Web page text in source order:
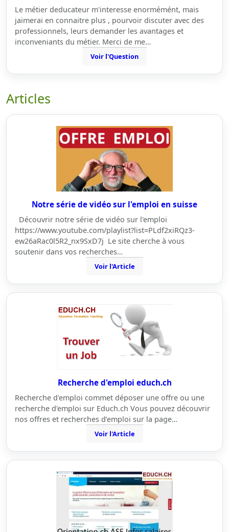
Le métier deducateur m'interesse enormémént, mais
jaimerai en connaitre plus , pourvoir discuter avec des
professionnels, leurs demander les avantages et
inconveniants du métier. Merci de me…
Voir l'Question
Articles
Notre série de vidéo sur l'emploi en suisse
Découvrir notre série de vidéo sur l'emploi
https://www.youtube.com/playlist?list=PLdf2xiRQz3-
ew26aRac0l5R2_nx9SxD7j Le site cherche à vous
soutenir dans vos recherches…
Voir l'Article
Recherche d'emploi educh.ch
Recherche d'emploi commet déposer une offre ou une
recherche d'emploi sur Educh.ch Vous pouvez découvrir
nos offres et recherches d’emploi sur la page…
Voir l'Article